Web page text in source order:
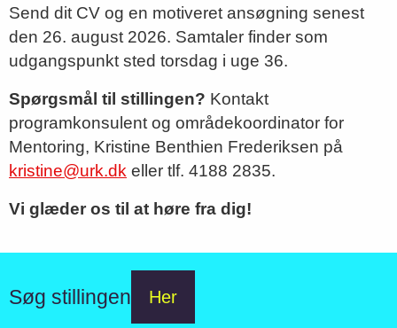
Send dit CV og en motiveret ansøgning senest
den 26. august 2026. Samtaler finder som
udgangspunkt sted torsdag i uge 36.
Spørgsmål til stillingen? Kontakt
programkonsulent og områdekoordinator for
Mentoring, Kristine Benthien Frederiksen på
kristine@urk.dk eller tlf. 4188 2835.
Vi glæder os til at høre fra dig!
Søg stillingen Her